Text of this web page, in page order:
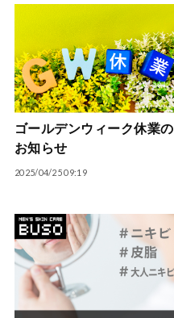
ゴールデンウィーク休業の
お知らせ
2025/04/25 09:19